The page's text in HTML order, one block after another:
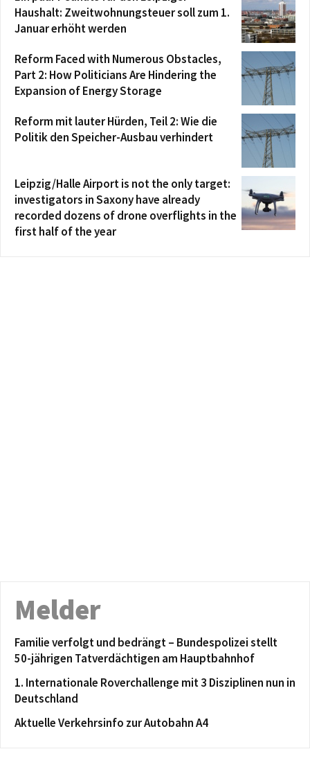
Haushalt: Zweitwohnungsteuer soll zum 1.
Januar erhöht werden
Reform Faced with Numerous Obstacles,
Part 2: How Politicians Are Hindering the
Expansion of Energy Storage
Reform mit lauter Hürden, Teil 2: Wie die
Politik den Speicher-Ausbau verhindert
Leipzig/Halle Airport is not the only target:
investigators in Saxony have already
recorded dozens of drone overflights in the
first half of the year
Melder
Familie verfolgt und bedrängt – Bundespolizei stellt
50-jährigen Tatverdächtigen am Hauptbahnhof
1. Internationale Roverchallenge mit 3 Disziplinen nun in
Deutschland
Aktuelle Verkehrsinfo zur Autobahn A4